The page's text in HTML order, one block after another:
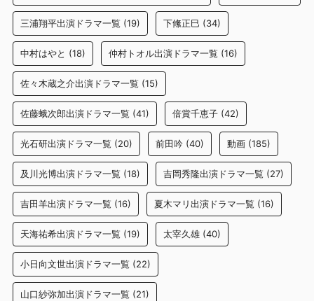
三浦翔平出演ドラマ一覧 (19) 下絛正巳 (34)
中村はやと (18) 仲村トオル出演ドラマ一覧 (16)
佐々木蔵之介出演ドラマ一覧 (15)
佐藤蛾次郎出演ドラマ一覧 (41) 倍賞千恵子 (42)
光石研出演ドラマ一覧 (20) 前田吟 (40) 動画 (185)
及川光博出演ドラマ一覧 (18) 吉岡秀隆出演ドラマ一覧 (27)
吉田羊出演ドラマ一覧 (16) 夏木マリ出演ドラマ一覧 (16)
天海祐希出演ドラマ一覧 (19) 太宰久雄 (40)
小日向文世出演ドラマ一覧 (22)
山口紗弥加出演ドラマ一覧 (21)